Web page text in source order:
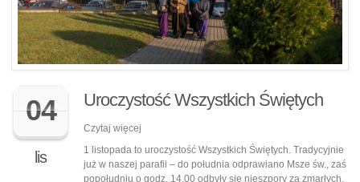
04
lis
Uroczystość Wszystkich Świętych
Czytaj więcej
1 listopada to uroczystość Wszystkich Świętych. Tradycyjnie
już w naszej parafii – do południa odprawiano Msze św., zaś
popołudniu o godz. 14.00 odbyły się nieszpory za zmarłych.